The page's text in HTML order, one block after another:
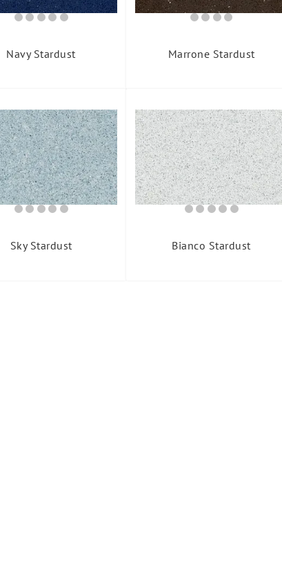
Navy Stardust Marrone Stardust
Sky Stardust Bianco Stardust